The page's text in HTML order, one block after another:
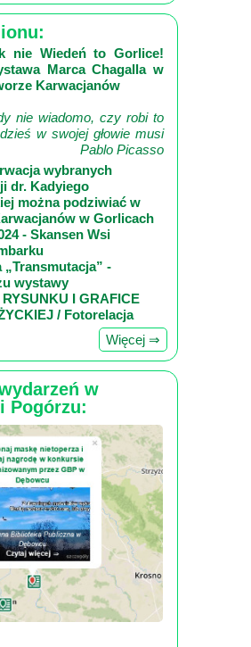
nie Wiedeń to Gorlice!
Marca Chagalla w
Karwacjanów
nie wiadomo, czy robi to
w swojej głowie musi
Pablo Picasso
wybranych
dr. Kadyiego
można podziwiać w
w Gorlicach
- Skansen Wsi
-
wystawy
I GRAFICE
/ Fotorelacja
Więcej ⇒
w
Pogórzu: